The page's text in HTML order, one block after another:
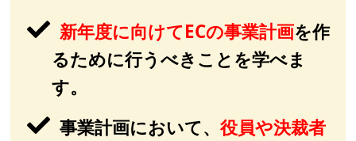
新年度に向けてECの事業計画を作
るために行うべきことを学べま
す。
事業計画において、 役員や決裁者